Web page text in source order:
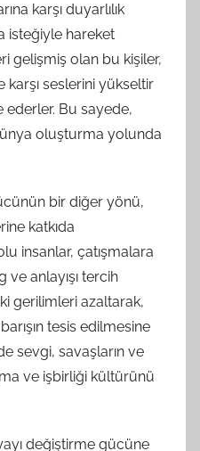
karşı duyarlılık
isteğiyle hareket
gelişmiş olan bu kişiler,
seslerini yükseltir
Bu sayede,
oluşturma yolunda
bir diğer yönü,
katkıda
insanlar, çatışmalara
ve anlayışı tercih
gerilimleri azaltarak,
tesis edilmesine
sevgi, savaşların ve
ve işbirliği kültürünü
değiştirme gücüne